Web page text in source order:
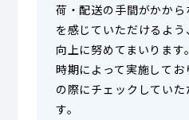
荷・配送の手間がかか
を感じていただけるよ
向上に努めてまいりま
時期によって実施して
の際にチェックしてい
す。